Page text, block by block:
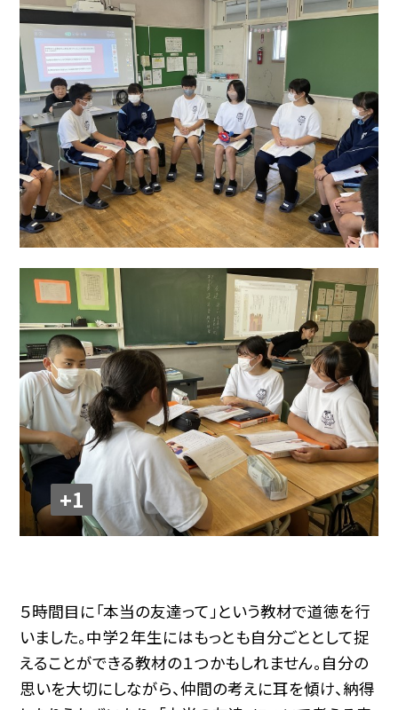
+1
５時間目に「本当の友達って」という教材で道徳を行
いました。中学２年生にはもっとも自分ごととして捉
えることができる教材の１つかもしれません。自分の
思いを大切にしながら、仲間の考えに耳を傾け、納得